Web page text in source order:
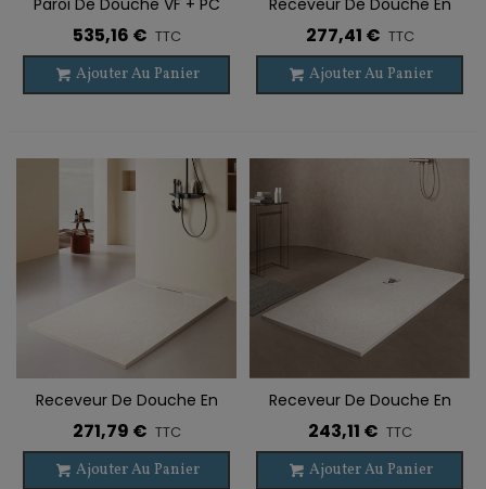
Paroi De Douche VF + PC
PAVÍA
535,16 € TTC
Ajouter Au Panier
Receveur De Douche En
Ardoise MALLORCA
277,41 € TTC
Ajouter Au Panier
Receveur De Douche En
Ardoise VIGO
271,79 € TTC
Ajouter Au Panier
Receveur De Douche En
Ardoise BARCELONA
243,11 € TTC
Ajouter Au Panier